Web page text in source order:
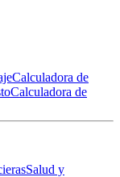
Calculadora de
Calculadora de
Salud y